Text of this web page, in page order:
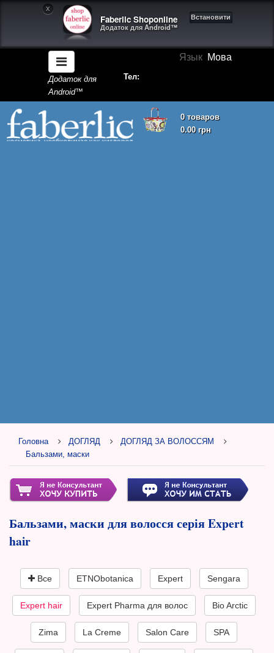
X
Faberlic Shoponline
Додаток для Android™
Встановити
Язык Мова
Додаток для
Android™
Тел:
0 товаров
0.00 грн
Кошик покупок порожній!
Головна ДОГЛЯД
ДОГЛЯД ЗА ВОЛОССЯМ
Бальзами, маски
Бальзами, маски для волосся серія Expert
hair
Все ETNObotanica Expert Sengara
Expert hair Expert Pharma для волос Bio Arctic
Zima La Creme Salon Care SPA